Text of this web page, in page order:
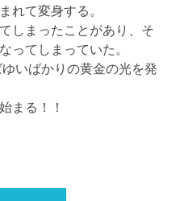
れて変身する。
しまったことがあり、そ
ってしまっていた。
いばかりの黄金の光を発
まる！！